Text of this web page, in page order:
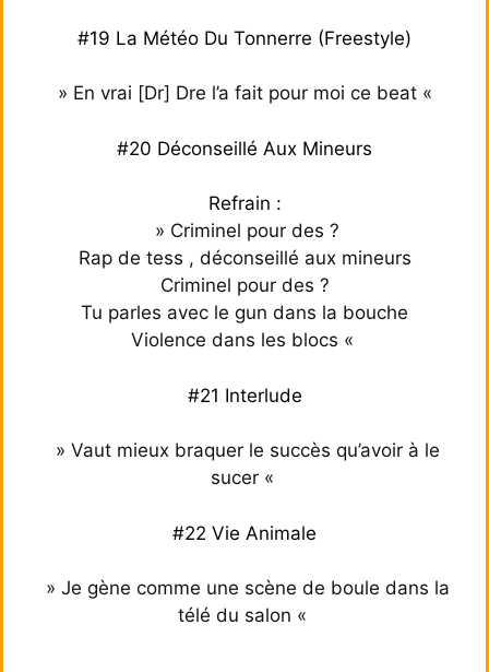
#19 La Météo Du Tonnerre (Freestyle)
» En vrai [Dr] Dre l’a fait pour moi ce beat «
#20 Déconseillé Aux Mineurs
Refrain :
» Criminel pour des ?
Rap de tess , déconseillé aux mineurs
Criminel pour des ?
Tu parles avec le gun dans la bouche
Violence dans les blocs «
#21 Interlude
» Vaut mieux braquer le succès qu’avoir à le
sucer «
#22 Vie Animale
» Je gène comme une scène de boule dans la
télé du salon «